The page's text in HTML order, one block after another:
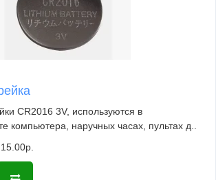
CR2016 3V, используются в
компьютера, наручных часах, пультах д..